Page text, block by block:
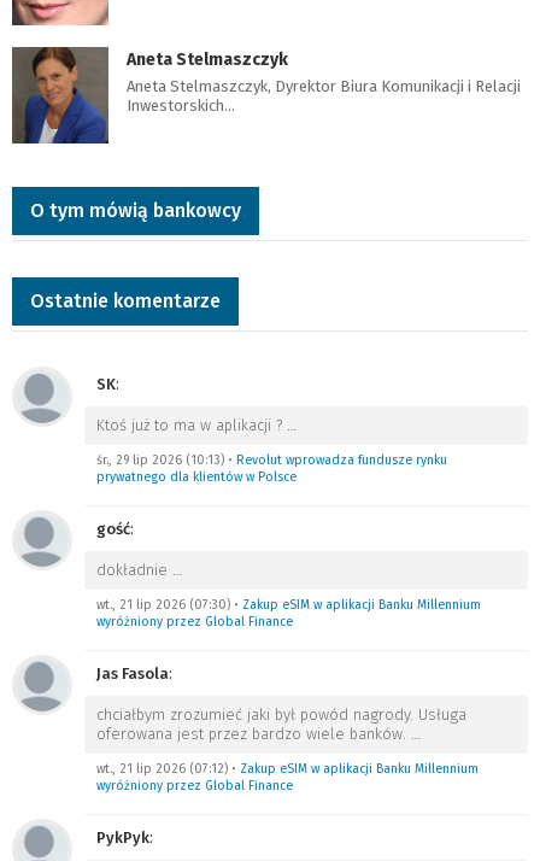
Aneta Stelmaszczyk
Aneta Stelmaszczyk, Dyrektor Biura Komunikacji i Relacji
Inwestorskich…
O tym mówią bankowcy
Ostatnie komentarze
SK:
Ktoś już to ma w aplikacji ?
śr., 29 lip 2026 (10:13) • Revolut wprowadza fundusze rynku
prywatnego dla klientów w Polsce
gość:
dokładnie
wt., 21 lip 2026 (07:30) • Zakup eSIM w aplikacji Banku Millennium
wyróżniony przez Global Finance
Jas Fasola:
chciałbym zrozumieć jaki był powód nagrody. Usługa
oferowana jest przez bardzo wiele banków.
wt., 21 lip 2026 (07:12) • Zakup eSIM w aplikacji Banku Millennium
wyróżniony przez Global Finance
PykPyk: